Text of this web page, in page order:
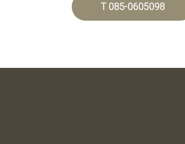
T 085-0605098